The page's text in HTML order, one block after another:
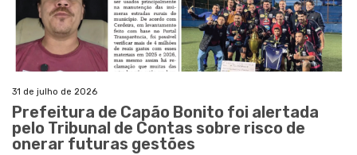
31 de julho de 2026
Prefeitura de Capão Bonito foi alertada
pelo Tribunal de Contas sobre risco de
onerar futuras gestões